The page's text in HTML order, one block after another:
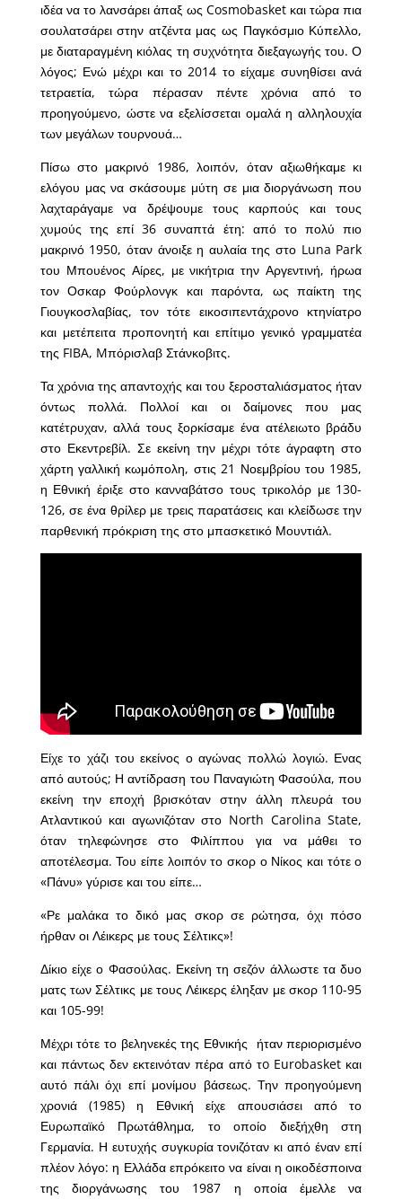
ιδέα να το λανσάρει άπαξ ως Cosmobasket και τώρα πια
σουλατσάρει στην ατζέντα μας ως Παγκόσμιο Κύπελλο,
με διαταραγμένη κιόλας τη συχνότητα διεξαγωγής του. Ο
λόγος; Ενώ μέχρι και το 2014 το είχαμε συνηθίσει ανά
τετραετία, τώρα πέρασαν πέντε χρόνια από το
προηγούμενο, ώστε να εξελίσσεται ομαλά η αλληλουχία
των μεγάλων τουρνουά…
Πίσω στο μακρινό 1986, λοιπόν, όταν αξιωθήκαμε κι
ελόγου μας να σκάσουμε μύτη σε μια διοργάνωση που
λαχταράγαμε να δρέψουμε τους καρπούς και τους
χυμούς της επί 36 συναπτά έτη: από το πολύ πιο
μακρινό 1950, όταν άνοιξε η αυλαία της στο Luna Park
του Μπουένος Αίρες, με νικήτρια την Αργεντινή, ήρωα
τον Οσκαρ Φούρλονγκ και παρόντα, ως παίκτη της
Γιουγκοσλαβίας, τον τότε εικοσιπεντάχρονο κτηνίατρο
και μετέπειτα προπονητή και επίτιμο γενικό γραμματέα
της FIBA, Mπόρισλαβ Στάνκοβιτς.
Τα χρόνια της απαντοχής και του ξεροσταλιάσματος ήταν
όντως πολλά. Πολλοί και οι δαίμονες που μας
κατέτρυχαν, αλλά τους ξορκίσαμε ένα ατέλειωτο βράδυ
στο Εκεντρεβίλ. Σε εκείνη την μέχρι τότε άγραφτη στο
χάρτη γαλλική κωμόπολη, στις 21 Νοεμβρίου του 1985,
η Εθνική έριξε στο κανναβάτσο τους τρικολόρ με 130-
126, σε ένα θρίλερ με τρεις παρατάσεις και κλείδωσε την
παρθενική πρόκριση της στο μπασκετικό Μουντιάλ.
Είχε το χάζι του εκείνος ο αγώνας πολλώ λογιώ. Ενας
από αυτούς; Η αντίδραση του Παναγιώτη Φασούλα, που
εκείνη την εποχή βρισκόταν στην άλλη πλευρά του
Ατλαντικού και αγωνιζόταν στο North Carolina State,
όταν τηλεφώνησε στο Φιλίππου για να μάθει το
αποτέλεσμα. Του είπε λοιπόν το σκορ ο Νίκος και τότε ο
«Πάνυ» γύρισε και του είπε…
«Ρε μαλάκα το δικό μας σκορ σε ρώτησα, όχι πόσο
ήρθαν οι Λέικερς με τους Σέλτικς»!
Δίκιο είχε ο Φασούλας. Εκείνη τη σεζόν άλλωστε τα δυο
ματς των Σέλτικς με τους Λέικερς έληξαν με σκορ 110-95
και 105-99!
Μέχρι τότε το βεληνεκές της Εθνικής ήταν περιορισμένο
και πάντως δεν εκτεινόταν πέρα από τo Eurobasket και
αυτό πάλι όχι επί μονίμου βάσεως. Την προηγούμενη
χρονιά (1985) η Εθνική είχε απουσιάσει από το
Ευρωπαϊκό Πρωτάθλημα, το οποίο διεξήχθη στη
Γερμανία. Η ευτυχής συγκυρία τονιζόταν κι από έναν επί
πλέον λόγο: η Ελλάδα επρόκειτο να είναι η οικοδέσποινα
της διοργάνωσης του 1987 η οποία έμελλε να